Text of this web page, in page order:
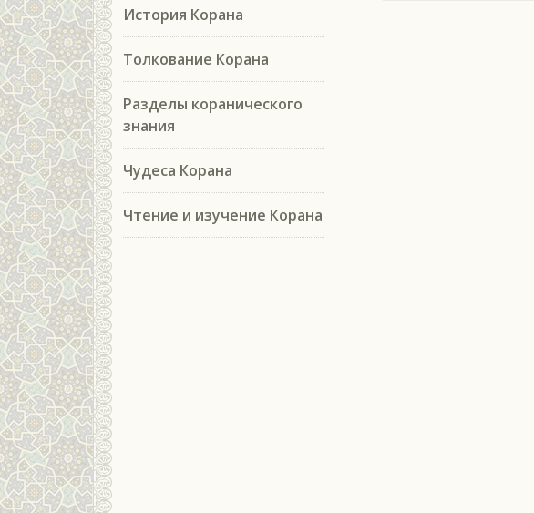
История Корана
Толкование Корана
Разделы коранического
знания
Чудеса Корана
Чтение и изучение Корана